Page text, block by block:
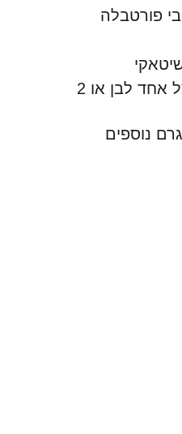
5 בצלי שאלוט או בצל אחד לבן או 2